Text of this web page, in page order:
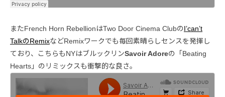
またFrench Horn RebellionはTwo Door Cinema ClubのI’can’t
TalkのRemixなどRemixワークでも毎回素晴らしセンスを発揮し
ており、こちらもNYはブルックリンSavoir Adoreの「Beating
Hearts」のリミックスも衝撃的な良さ。